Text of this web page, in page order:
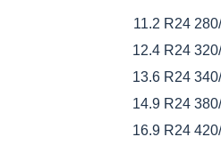
11.2 R24
12.4 R24
13.6 R24
14.9 R24
16.9 R24